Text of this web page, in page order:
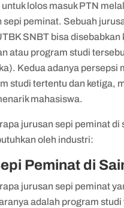
lolos masuk PTN
sepi peminat. Sebuah
SNBT bisa
atau program studi
Kedua adanya persepsi
studi tertentu dan ketiga,
mahasiswa.
jurusan sepi peminat di
oleh industri:
Peminat di
jurusan sepi peminat
adalah program studi